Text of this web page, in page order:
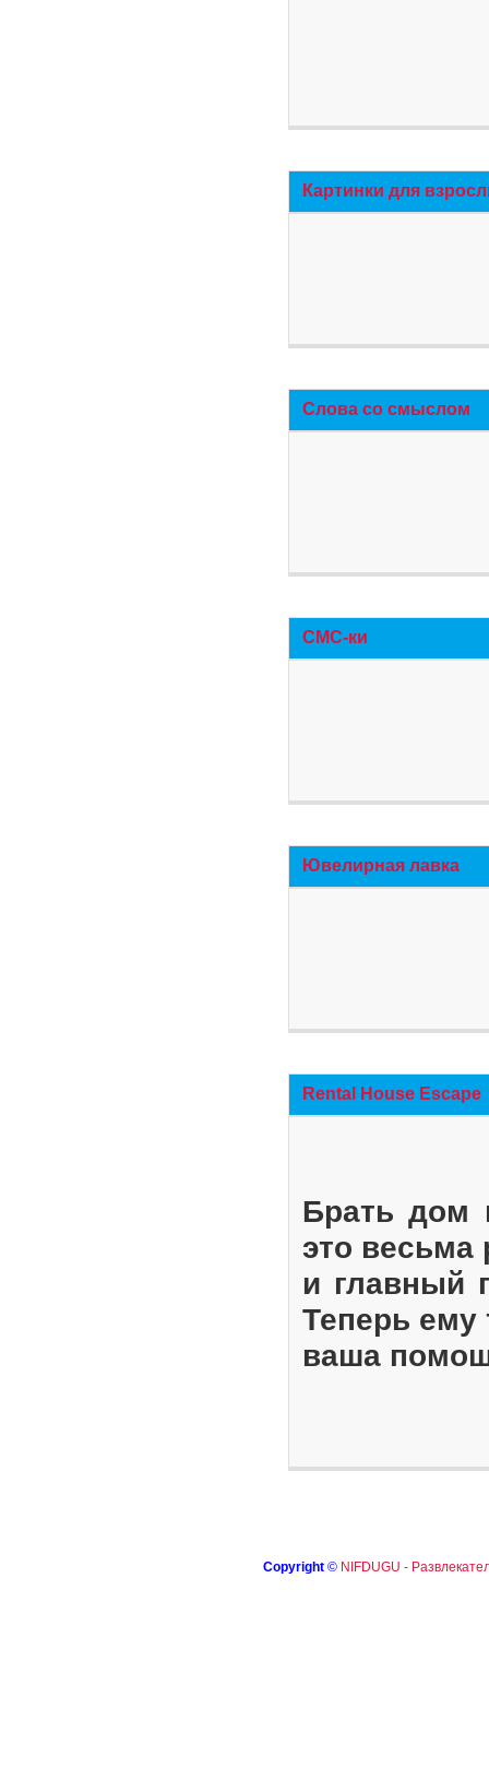
Картинки для
Слова со смыслом
СМС-ки
Ювелирная лавка
Rental House Escape
Брать дом
это весьма
и главный
Теперь ему
ваша
Copyright © NIFDUGU -